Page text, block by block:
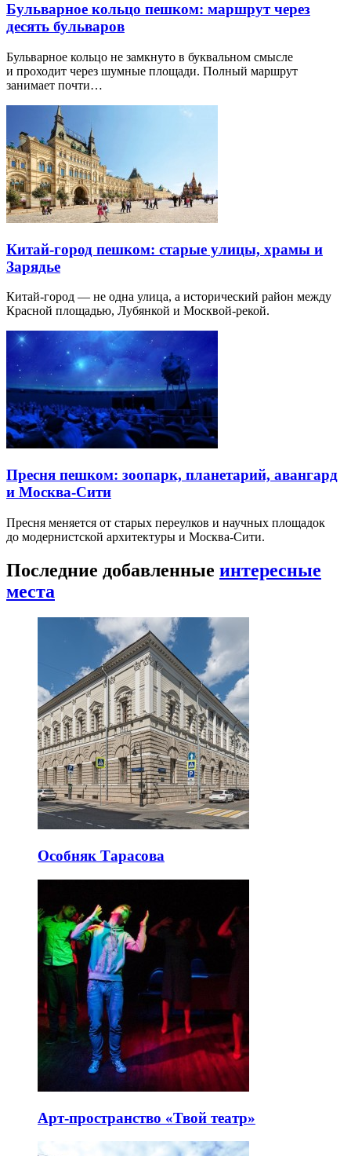
Бульварное кольцо пешком: маршрут через
десять бульваров
Бульварное кольцо не замкнуто в буквальном смысле
и проходит через шумные площади. Полный маршрут
занимает почти…
Китай-город пешком: старые улицы, храмы и
Зарядье
Китай-город — не одна улица, а исторический район между
Красной площадью, Лубянкой и Москвой-рекой.
Пресня пешком: зоопарк, планетарий, авангард
и Москва-Сити
Пресня меняется от старых переулков и научных площадок
до модернистской архитектуры и Москва-Сити.
Последние добавленные интересные
места
Особняк Тарасова
Арт-пространство «Твой театр»